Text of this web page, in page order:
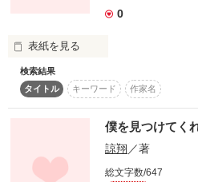
それがこの罰を終わらせる為ならば
作品を読
法令に反する行為を容認、推奨す
また実在する人物、団体とは関係
フィクションのミステリーとして
作品を読
0
表紙を見る
あの日・・・
あの日、なにげなく流れていた時
その運命は、未来へと続く・・・！
検索結果
タイトル
キーワード 作家名
僕を見つけてく
諒翔 ／著
総文字数/647